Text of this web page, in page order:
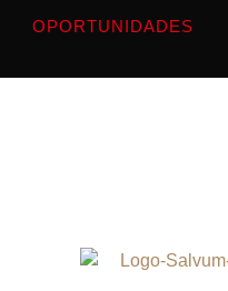
PRODUCTOS
OPORTUNIDADES